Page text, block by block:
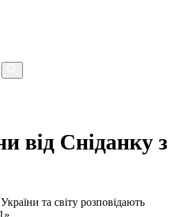
від Сніданку з
та світу розповідають